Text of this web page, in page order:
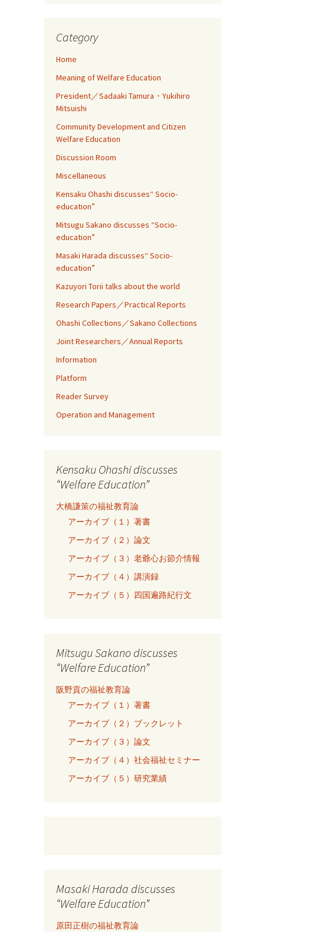
Category
Home
Meaning of Welfare Education
President／Sadaaki Tamura・Yukihiro
Mitsuishi
Community Development and Citizen
Welfare Education
Discussion Room
Miscellaneous
Kensaku Ohashi discusses“ Socio-
education”
Mitsugu Sakano discusses “Socio-
education”
Masaki Harada discusses“ Socio-
education”
Kazuyori Torii talks about the world
Research Papers／Practical Reports
Ohashi Collections／Sakano Collections
Joint Researchers／Annual Reports
Information
Platform
Reader Survey
Operation and Management
Kensaku Ohashi discusses
“Welfare Education”
大橋謙策の福祉教育論
アーカイブ（１）著書
アーカイブ（２）論文
アーカイブ（３）老爺心お節介情報
アーカイブ（４）講演録
アーカイブ（５）四国遍路紀行文
Mitsugu Sakano discusses
“Welfare Education”
阪野貢の福祉教育論
アーカイブ（１）著書
アーカイブ（２）ブックレット
アーカイブ（３）論文
アーカイブ（４）社会福祉セミナー
アーカイブ（５）研究業績
Masaki Harada discusses
“Welfare Education”
原田正樹の福祉教育論